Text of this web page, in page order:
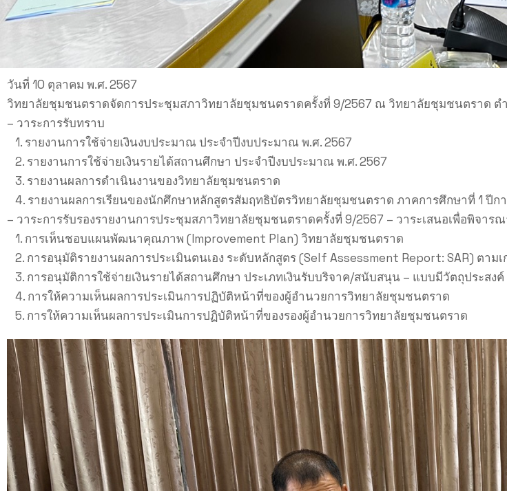
วันที่ 10 ตุลาคม พ.ศ. 2567
วิทยาลัยชุมชนตราดจัดการประชุมสภาวิทยาลัยชุมชนตราดครั้งที่ 9/2567 ณ วิทยาลัยชุมชนตราด ต
– วาระการรับทราบ
1. รายงานการใช้จ่ายเงินงบประมาณ ประจำปีงบประมาณ พ.ศ. 2567
2. รายงานการใช้จ่ายเงินรายได้สถานศึกษา ประจำปีงบประมาณ พ.ศ. 2567
3. รายงานผลการดำเนินงานของวิทยาลัยชุมชนตราด
4. รายงานผลการเรียนของนักศึกษาหลักสูตรสัมฤทธิบัตรวิทยาลัยชุมชนตราด ภาคการศึกษาที่ 1 ปีก
– วาระการรับรองรายงานการประชุมสภาวิทยาลัยชุมชนตราดครั้งที่ 9/2567 – วาระเสนอเพื่อพิจารณ
1. การเห็นชอบแผนพัฒนาคุณภาพ (Improvement Plan) วิทยาลัยชุมชนตราด
2. การอนุมัติรายงานผลการประเมินตนเอง ระดับหลักสูตร (Self Assessment Report: SAR) ตาม
3. การอนุมัติการใช้จ่ายเงินรายได้สถานศึกษา ประเภทเงินรับบริจาค/สนับสนุน – แบบมีวัตถุประสง
4. การให้ความเห็นผลการประเมินการปฏิบัติหน้าที่ของผู้อำนวยการวิทยาลัยชุมชนตราด
5. การให้ความเห็นผลการประเมินการปฏิบัติหน้าที่ของรองผู้อำนวยการวิทยาลัยชุมชนตราด